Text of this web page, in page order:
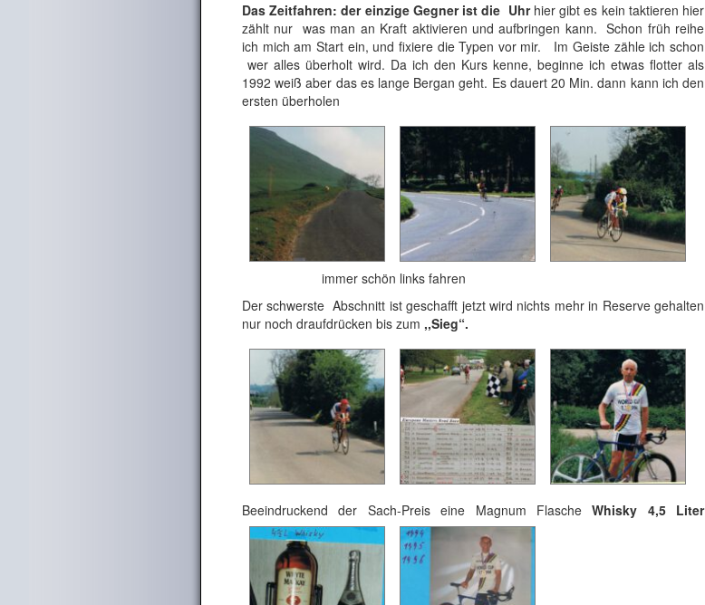
Das Zeitfahren: der einzige Gegner ist die Uhrhier gibt es kein taktieren hier
zählt nur was man an Kraft aktivieren und aufbringen kann. Schon früh reihe
ich mich am Start ein, und fixiere die Typen vor mir. Im Geiste zähle ich schon
wer alles überholt wird. Da ich den Kurs kenne, beginne ich etwas flotter als
1992 weiß aber das es lange Bergan geht. Es dauert 20 Min. dann kann ich den
ersten überholen
immer schön links fahren
Der schwerste Abschnitt ist geschafft jetzt wird nichts mehr in Reserve gehalten
nur noch draufdrücken bis zum ,,Sieg“.
Beeindruckend der Sach-Preis eine Magnum FlascheWhisky 4,5 Liter